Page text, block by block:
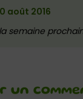
août 2016
semaine
un